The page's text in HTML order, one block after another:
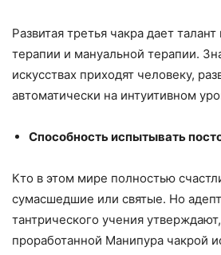
Развитая третья чакра дает
терапии и мануальной терапии.
искусствах приходят человеку,
автоматически на интуитивном
Способность испытывать
Кто в этом мире полностью
сумасшедшие или святые. Но
тантрического учения
проработанной Манипура чакрой